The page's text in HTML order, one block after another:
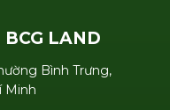
BCG LAND
Bình Trưng,
Minh